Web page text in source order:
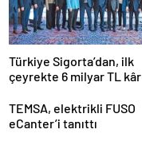
Türkiye Sigorta’dan, ilk
çeyrekte 6 milyar TL kâr
TEMSA, elektrikli FUSO
eCanter’i tanıttı